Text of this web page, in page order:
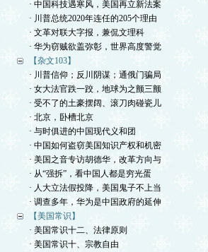
· 中国科技遇寒风，美国再立新法案
· 川普总统2020年连任的205个理由
· 文革对联大字报，兼侃文理科
· 华为窃贼欲盖弥彰，世界高度警觉
【杂文103】
· 川普信仰；反川阴谋；通俄门骗局
· 女大法官跌一跤，地球为之颤三颤
· 受不了的土豪摆阔、滚刀肉碰瓷儿
· 北京，卧槽北京
· 与时俱进的中国现代义和团
· 中国如何盗窃美国知识产权和机密
· 美国之音专访胡德华，改革方向与
· 从“强拆”，看中国人都是穷光蛋
· 人大立法假投降，美国鬼子不上当
· 调查多年，华为是中国政府的延伸
【美国常识】
· 美国常识十二、法律原则
· 美国常识十、宗教自由